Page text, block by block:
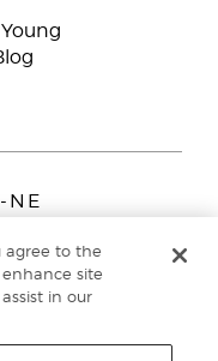
NE
890113
agree to the
site
in our